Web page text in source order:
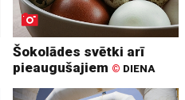
Šokolādes svētki arī
pieaugušajiem © DIENA